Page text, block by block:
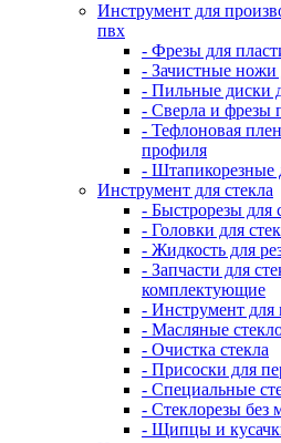
Инструмент для
пвх
- Фрезы для
- Зачистные ножи
- Пильные диски
- Сверла и фрезы
- Тефлоновая
профиля
- Штапикорезные
Инструмент для стекла
- Быстрорезы для
- Головки для
- Жидкость для
- Запчасти для
комплектующие
- Инструмент для
- Масляные
- Очистка стекла
- Присоски для
- Специальные
- Стеклорезы без
- Щипцы и